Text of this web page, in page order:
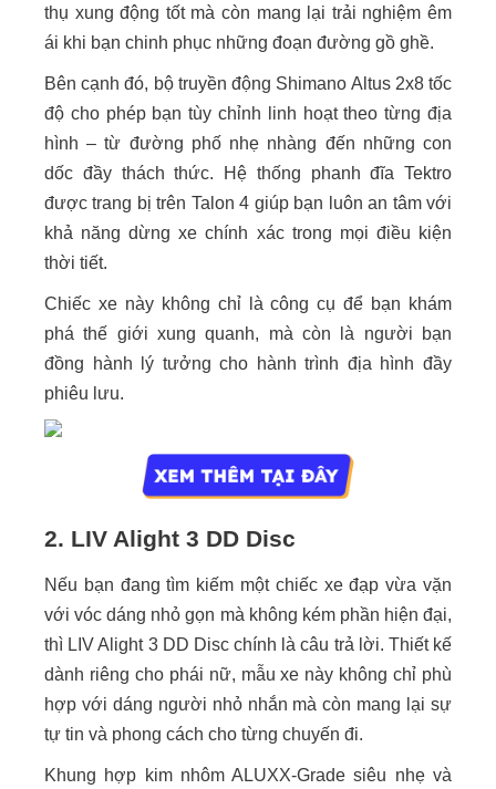
thụ xung động tốt mà còn mang lại trải nghiệm êm
ái khi bạn chinh phục những đoạn đường gồ ghề.
Bên cạnh đó, bộ truyền động Shimano Altus 2x8 tốc
độ cho phép bạn tùy chỉnh linh hoạt theo từng địa
hình – từ đường phố nhẹ nhàng đến những con
dốc đầy thách thức. Hệ thống phanh đĩa Tektro
được trang bị trên Talon 4 giúp bạn luôn an tâm với
khả năng dừng xe chính xác trong mọi điều kiện
thời tiết.
Chiếc xe này không chỉ là công cụ để bạn khám
phá thế giới xung quanh, mà còn là người bạn
đồng hành lý tưởng cho hành trình địa hình đầy
phiêu lưu.
2. LIV Alight 3 DD Disc
Nếu bạn đang tìm kiếm một chiếc xe đạp vừa vặn
với vóc dáng nhỏ gọn mà không kém phần hiện đại,
thì LIV Alight 3 DD Disc chính là câu trả lời. Thiết kế
dành riêng cho phái nữ, mẫu xe này không chỉ phù
hợp với dáng người nhỏ nhắn mà còn mang lại sự
tự tin và phong cách cho từng chuyến đi.
Khung hợp kim nhôm ALUXX-Grade siêu nhẹ và